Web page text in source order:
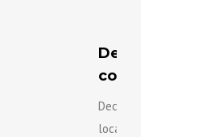
Deco
communautaire
Deco Ambiance, c’est
locale bâtie sur la